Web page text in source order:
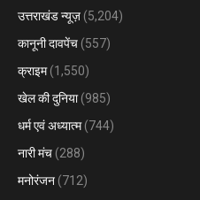
उत्तराखंड न्यूज़ (5,204)
कानूनी दावपेंच (557)
क्राइम(1,550)
खेल की दुनिया(985)
धर्म एवं अध्यात्म(744)
नारी मंच (288)
मनोरंजन (712)